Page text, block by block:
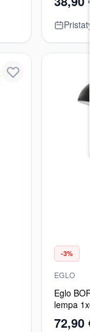
-3%
EGLO
Eglo
lempa
72,90